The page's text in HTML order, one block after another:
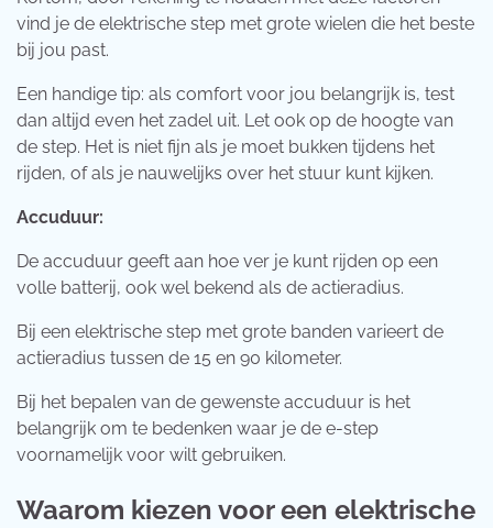
vind je de elektrische step met grote wielen die het beste
bij jou past.
Een handige tip: als comfort voor jou belangrijk is, test
dan altijd even het zadel uit. Let ook op de hoogte van
de step. Het is niet fijn als je moet bukken tijdens het
rijden, of als je nauwelijks over het stuur kunt kijken.
Accuduur:
De accuduur geeft aan hoe ver je kunt rijden op een
volle batterij, ook wel bekend als de actieradius.
Bij een elektrische step met grote banden varieert de
actieradius tussen de 15 en 90 kilometer.
Bij het bepalen van de gewenste accuduur is het
belangrijk om te bedenken waar je de e-step
voornamelijk voor wilt gebruiken.
Waarom kiezen voor een elektrische